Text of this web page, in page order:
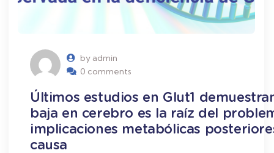
by admin
0 comments
Últimos estudios en Glut1
baja en cerebro es la raíz del
implicaciones metabólicas